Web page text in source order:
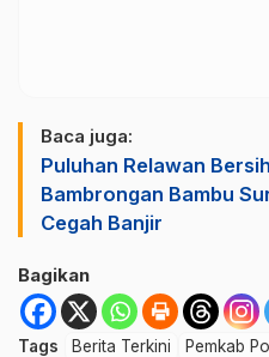
Baca juga:
Puluhan Relawan
Bambrongan Bambu
Cegah Banjir
Bagikan
Tags Berita Terkini Pemkab